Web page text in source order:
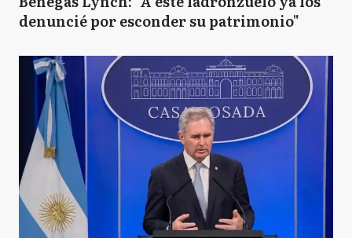
denuncié por esconder su patrimonio"